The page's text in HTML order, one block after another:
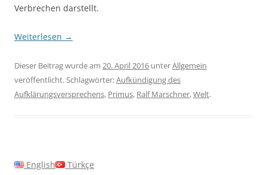
Verbrechen darstellt.
Weiterlesen →
Dieser Beitrag wurde am 20. April 2016 unterAllgemein
veröffentlicht. Schlagwörter:Aufkündigung des
Aufklärungsversprechens, Primus, Ralf Marschner,Welt.
English Türkçe